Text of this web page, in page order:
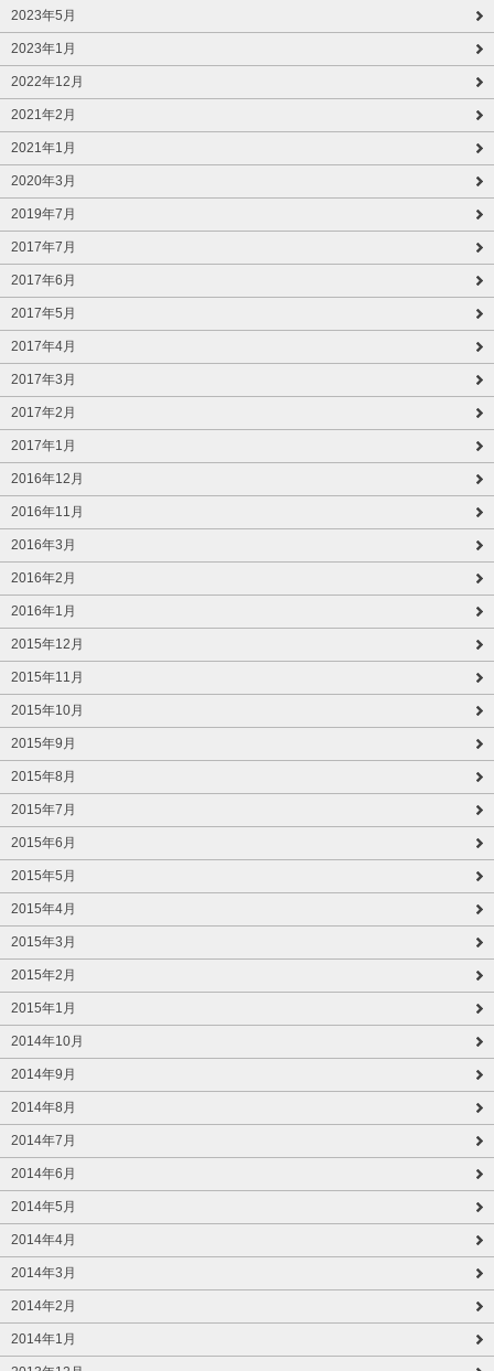
2023年5月
2023年1月
2022年12月
2021年2月
2021年1月
2020年3月
2019年7月
2017年7月
2017年6月
2017年5月
2017年4月
2017年3月
2017年2月
2017年1月
2016年12月
2016年11月
2016年3月
2016年2月
2016年1月
2015年12月
2015年11月
2015年10月
2015年9月
2015年8月
2015年7月
2015年6月
2015年5月
2015年4月
2015年3月
2015年2月
2015年1月
2014年10月
2014年9月
2014年8月
2014年7月
2014年6月
2014年5月
2014年4月
2014年3月
2014年2月
2014年1月